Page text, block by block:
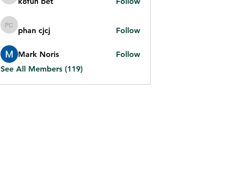
phan cjcj
phan cjcj Follow
Mark Noris
Follow
See All Members (119)